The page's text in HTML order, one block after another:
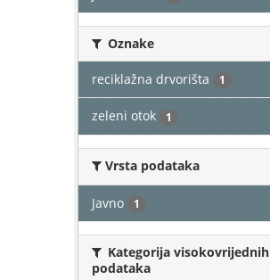
Oznake
reciklažna drvorišta 1
zeleni otok 1
Vrsta podataka
Javno 1
Kategorija visokovrijednih
podataka